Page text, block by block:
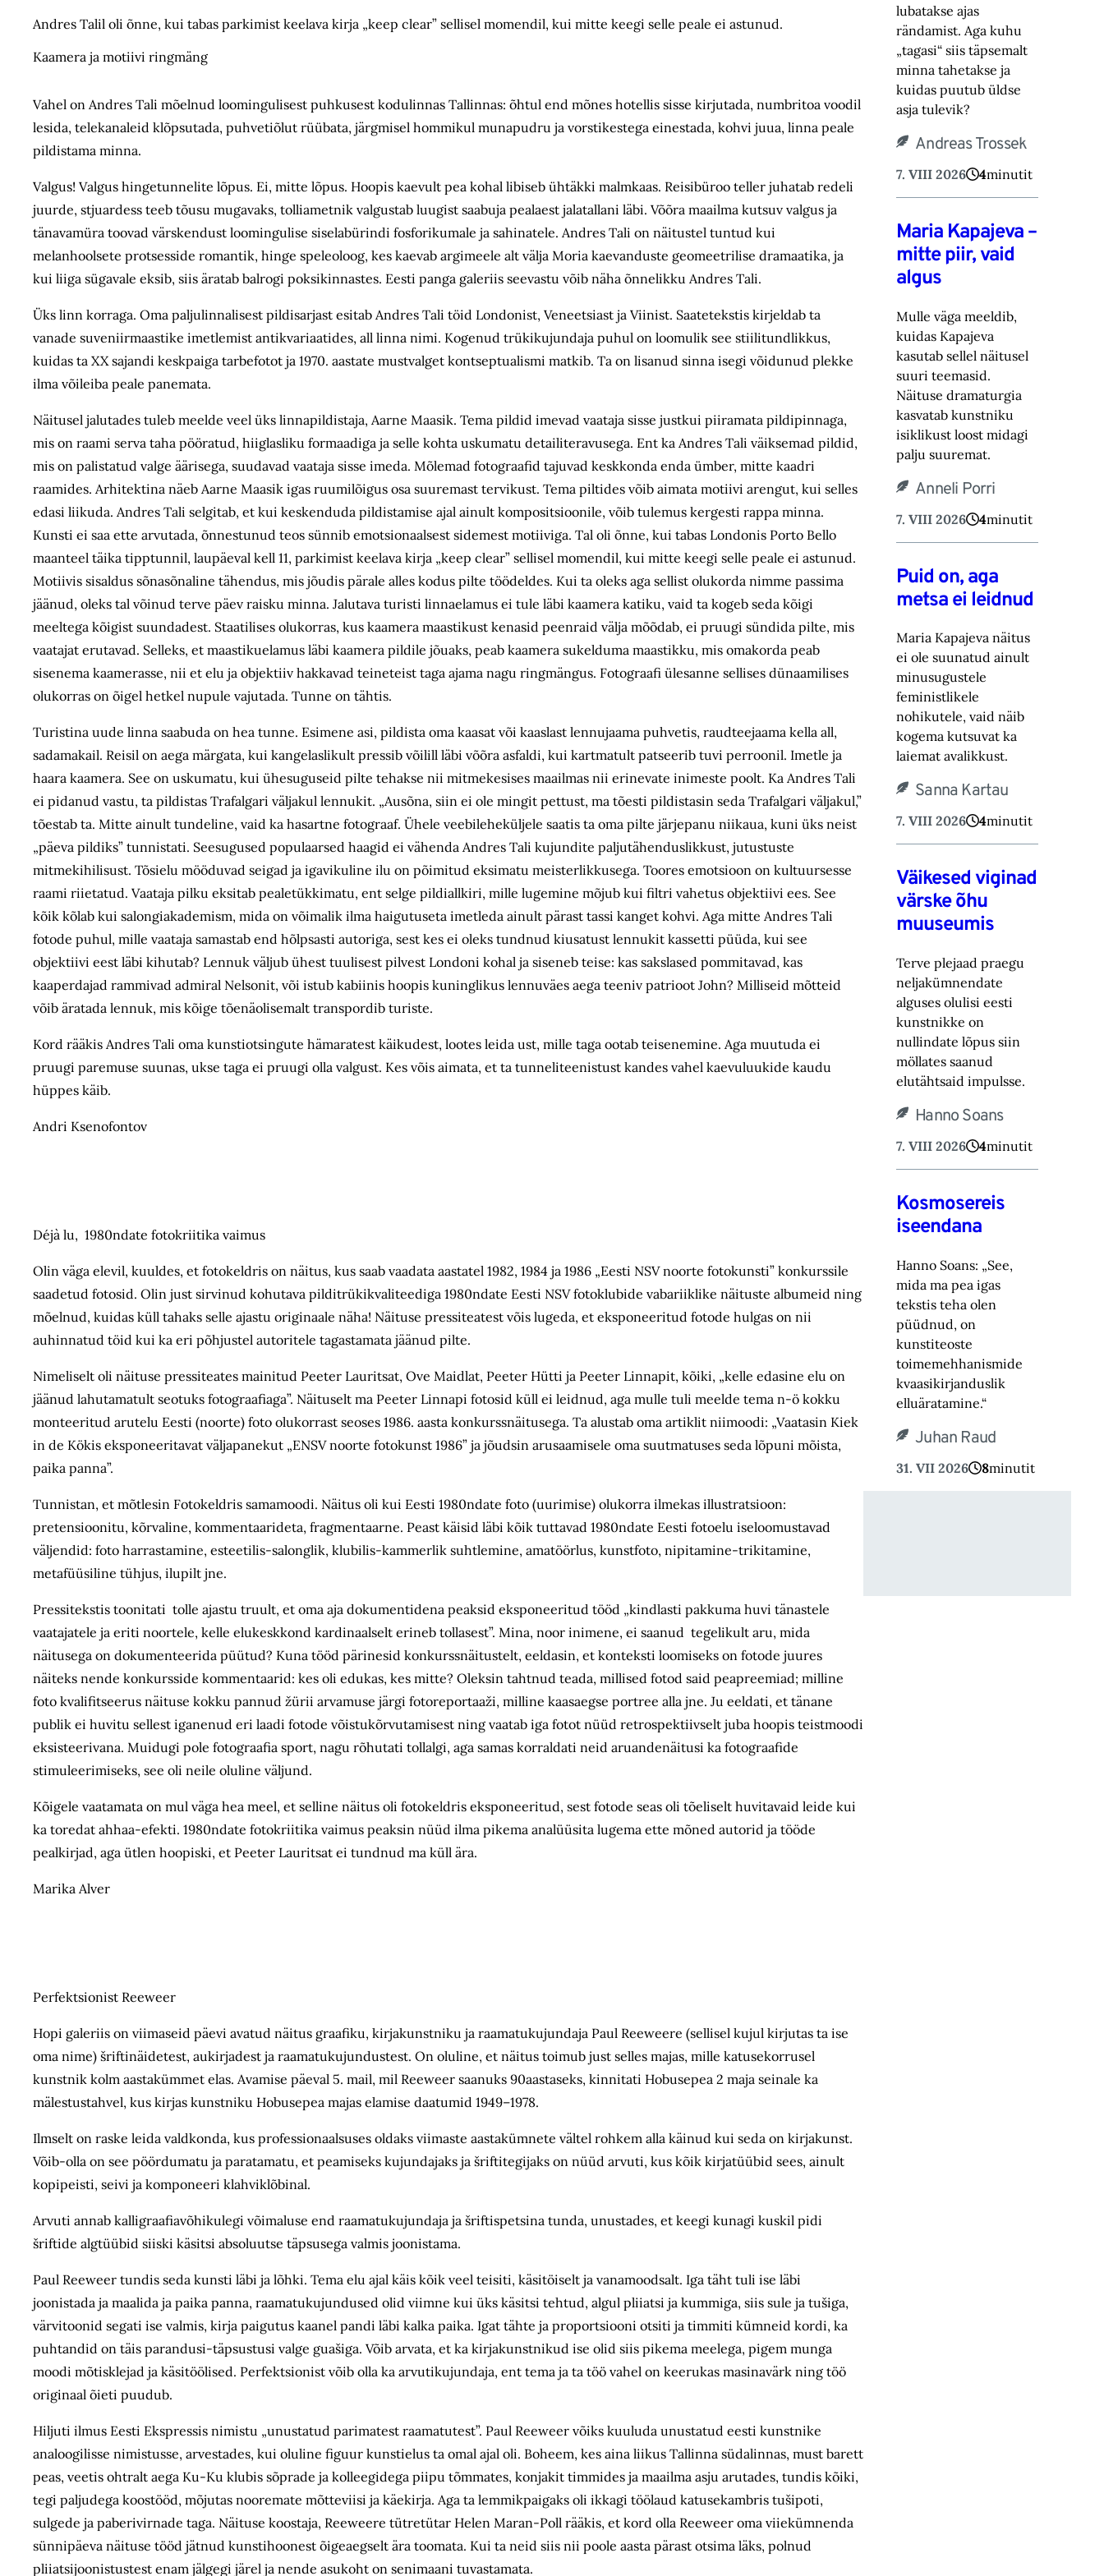
Andres Talil oli õnne, kui tabas parkimist keelava kirja „keep clear” sellisel momendil, kui mitte keegi selle peale ei astunud.
Kaamera ja motiivi ringmäng
Vahel on Andres Tali mõelnud loomingulisest puhkusest kodulinnas Tallinnas: õhtul end mõnes hotellis sisse kirjutada, numbritoa voodil
lesida, telekanaleid klõpsutada, puhvetiõlut rüübata, järgmisel hommikul munapudru ja vorstikestega einestada, kohvi juua, linna peale
pildistama minna.
Valgus! Valgus hingetunnelite lõpus. Ei, mitte lõpus. Hoopis kaevult pea kohal libiseb ühtäkki malmkaas. Reisibüroo teller juhatab redeli
juurde, stjuardess teeb tõusu mugavaks, tolliametnik valgustab luugist saabuja pealaest jalatallani läbi. Võõra maailma kutsuv valgus ja
tänavamüra toovad värskendust loomingulise siselabürindi fosforikumale ja sahinatele. Andres Tali on näitustel tuntud kui
melanhoolsete protsesside romantik, hinge speleoloog, kes kaevab argimeele alt välja Moria kaevanduste geomeetrilise dramaatika, ja
kui liiga sügavale eksib, siis äratab balrogi poksikinnastes. Eesti panga galeriis seevastu võib näha õnnelikku Andres Tali.
Üks linn korraga. Oma paljulinnalisest pildisarjast esitab Andres Tali töid Londonist, Veneetsiast ja Viinist. Saatetekstis kirjeldab ta
vanade suveniirmaastike imetlemist antikvariaatides, all linna nimi. Kogenud trükikujundaja puhul on loomulik see stiilitundlikkus,
kuidas ta XX sajandi keskpaiga tarbefotot ja 1970. aastate mustvalget kontseptualismi matkib. Ta on lisanud sinna isegi võidunud plekke
ilma võileiba peale panemata.
Näitusel jalutades tuleb meelde veel üks linnapildistaja, Aarne Maasik. Tema pildid imevad vaataja sisse justkui piiramata pildipinnaga,
mis on raami serva taha pööratud, hiiglasliku formaadiga ja selle kohta uskumatu detailiteravusega. Ent ka Andres Tali väiksemad pildid,
mis on palistatud valge äärisega, suudavad vaataja sisse imeda. Mõlemad fotograafid tajuvad keskkonda enda ümber, mitte kaadri
raamides. Arhitektina näeb Aarne Maasik igas ruumilõigus osa suuremast tervikust. Tema piltides võib aimata motiivi arengut, kui selles
edasi liikuda. Andres Tali selgitab, et kui keskenduda pildistamise ajal ainult kompositsioonile, võib tulemus kergesti rappa minna.
Kunsti ei saa ette arvutada, õnnestunud teos sünnib emotsionaalsest sidemest motiiviga. Tal oli õnne, kui tabas Londonis Porto Bello
maanteel täika tipptunnil, laupäeval kell 11, parkimist keelava kirja „keep clear” sellisel momendil, kui mitte keegi selle peale ei astunud.
Motiivis sisaldus sõnasõnaline tähendus, mis jõudis pärale alles kodus pilte töödeldes. Kui ta oleks aga sellist olukorda nimme passima
jäänud, oleks tal võinud terve päev raisku minna. Jalutava turisti linnaelamus ei tule läbi kaamera katiku, vaid ta kogeb seda kõigi
meeltega kõigist suundadest. Staatilises olukorras, kus kaamera maastikust kenasid peenraid välja mõõdab, ei pruugi sündida pilte, mis
vaatajat erutavad. Selleks, et maastikuelamus läbi kaamera pildile jõuaks, peab kaamera sukelduma maastikku, mis omakorda peab
sisenema kaamerasse, nii et elu ja objektiiv hakkavad teineteist taga ajama nagu ringmängus. Fotograafi ülesanne sellises dünaamilises
olukorras on õigel hetkel nupule vajutada. Tunne on tähtis.
Turistina uude linna saabuda on hea tunne. Esimene asi, pildista oma kaasat või kaaslast lennujaama puhvetis, raudteejaama kella all,
sadamakail. Reisil on aega märgata, kui kangelaslikult pressib võilill läbi võõra asfaldi, kui kartmatult patseerib tuvi perroonil. Imetle ja
haara kaamera. See on uskumatu, kui ühesuguseid pilte tehakse nii mitmekesises maailmas nii erinevate inimeste poolt. Ka Andres Tali
ei pidanud vastu, ta pildistas Trafalgari väljakul lennukit. „Ausõna, siin ei ole mingit pettust, ma tõesti pildistasin seda Trafalgari väljakul,”
tõestab ta. Mitte ainult tundeline, vaid ka hasartne fotograaf. Ühele veebileheküljele saatis ta oma pilte järjepanu niikaua, kuni üks neist
„päeva pildiks” tunnistati. Seesugused populaarsed haagid ei vähenda Andres Tali kujundite paljutähenduslikkust, jutustuste
mitmekihilisust. Tõsielu mööduvad seigad ja igavikuline ilu on põimitud eksimatu meisterlikkusega. Toores emotsioon on kultuursesse
raami riietatud. Vaataja pilku eksitab pealetükkimatu, ent selge pildiallkiri, mille lugemine mõjub kui filtri vahetus objektiivi ees. See
kõik kõlab kui salongiakademism, mida on võimalik ilma haigutuseta imetleda ainult pärast tassi kanget kohvi. Aga mitte Andres Tali
fotode puhul, mille vaataja samastab end hõlpsasti autoriga, sest kes ei oleks tundnud kiusatust lennukit kassetti püüda, kui see
objektiivi eest läbi kihutab? Lennuk väljub ühest tuulisest pilvest Londoni kohal ja siseneb teise: kas sakslased pommitavad, kas
kaaperdajad rammivad admiral Nelsonit, või istub kabiinis hoopis kuninglikus lennuväes aega teeniv patrioot John? Milliseid mõtteid
võib äratada lennuk, mis kõige tõenäolisemalt transpordib turiste.
Kord rääkis Andres Tali oma kunstiotsingute hämaratest käikudest, lootes leida ust, mille taga ootab teisenemine. Aga muutuda ei
pruugi paremuse suunas, ukse taga ei pruugi olla valgust. Kes võis aimata, et ta tunneliteenistust kandes vahel kaevuluukide kaudu
hüppes käib.
Andri Ksenofontov
Déjà lu, 1980ndate fotokriitika vaimus
Olin väga elevil, kuuldes, et fotokeldris on näitus, kus saab vaadata aastatel 1982, 1984 ja 1986 „Eesti NSV noorte fotokunsti” konkurssile
saadetud fotosid. Olin just sirvinud kohutava pilditrükikvaliteediga 1980ndate Eesti NSV fotoklubide vabariiklike näituste albumeid ning
mõelnud, kuidas küll tahaks selle ajastu originaale näha! Näituse pressiteatest võis lugeda, et eksponeeritud fotode hulgas on nii
auhinnatud töid kui ka eri põhjustel autoritele tagastamata jäänud pilte.
Nimeliselt oli näituse pressiteates mainitud Peeter Lauritsat, Ove Maidlat, Peeter Hütti ja Peeter Linnapit, kõiki, „kelle edasine elu on
jäänud lahutamatult seotuks fotograafiaga”. Näituselt ma Peeter Linnapi fotosid küll ei leidnud, aga mulle tuli meelde tema n-ö kokku
monteeritud arutelu Eesti (noorte) foto olukorrast seoses 1986. aasta konkurssnäitusega. Ta alustab oma artiklit niimoodi: „Vaatasin Kiek
in de Kökis eksponeeritavat väljapanekut „ENSV noorte fotokunst 1986” ja jõudsin arusaamisele oma suutmatuses seda lõpuni mõista,
paika panna”.
Tunnistan, et mõtlesin Fotokeldris samamoodi. Näitus oli kui Eesti 1980ndate foto (uurimise) olukorra ilmekas illustratsioon:
pretensioonitu, kõrvaline, kommentaarideta, fragmentaarne. Peast käisid läbi kõik tuttavad 1980ndate Eesti fotoelu iseloomustavad
väljendid: foto harrastamine, esteetilis-salonglik, klubilis-kammerlik suhtlemine, amatöörlus, kunstfoto, nipitamine-trikitamine,
metafüüsiline tühjus, ilupilt jne.
Pressitekstis toonitati tolle ajastu truult, et oma aja dokumentidena peaksid eksponeeritud tööd „kindlasti pakkuma huvi tänastele
vaatajatele ja eriti noortele, kelle elukeskkond kardinaalselt erineb tollasest”. Mina, noor inimene, ei saanud tegelikult aru, mida
näitusega on dokumenteerida püütud? Kuna tööd pärinesid konkurssnäitustelt, eeldasin, et konteksti loomiseks on fotode juures
näiteks nende konkursside kommentaarid: kes oli edukas, kes mitte? Oleksin tahtnud teada, millised fotod said peapreemiad; milline
foto kvalifitseerus näituse kokku pannud žürii arvamuse järgi fotoreportaaži, milline kaasaegse portree alla jne. Ju eeldati, et tänane
publik ei huvitu sellest iganenud eri laadi fotode võistukõrvutamisest ning vaatab iga fotot nüüd retrospektiivselt juba hoopis teistmoodi
eksisteerivana. Muidugi pole fotograafia sport, nagu rõhutati tollalgi, aga samas korraldati neid aruandenäitusi ka fotograafide
stimuleerimiseks, see oli neile oluline väljund.
Kõigele vaatamata on mul väga hea meel, et selline näitus oli fotokeldris eksponeeritud, sest fotode seas oli tõeliselt huvitavaid leide kui
ka toredat ahhaa-efekti. 1980ndate fotokriitika vaimus peaksin nüüd ilma pikema analüüsita lugema ette mõned autorid ja tööde
pealkirjad, aga ütlen hoopiski, et Peeter Lauritsat ei tundnud ma küll ära.
Marika Alver
Perfektsionist Reeweer
Hopi galeriis on viimaseid päevi avatud näitus graafiku, kirjakunstniku ja raamatukujundaja Paul Reeweere (sellisel kujul kirjutas ta ise
oma nime) šriftinäidetest, aukirjadest ja raama­tukujundustest. On oluline, et näitus toimub just selles majas, mille katusekorrusel
kunstnik kolm aastakümmet elas. Avamise päeval 5. mail, mil Reeweer saanuks 90aastaseks, kinnitati Hobusepea 2 maja seinale ka
mälestustahvel, kus kirjas kunstniku Hobusepea majas elamise daatumid 1949–1978.
Ilmselt on raske leida valdkonda, kus professionaalsuses oldaks viimaste aastakümnete vältel rohkem alla käinud kui seda on kirjakunst.
Võib-olla on see pöördumatu ja paratamatu, et peamiseks kujundajaks ja šriftitegijaks on nüüd arvuti, kus kõik kirjatüübid sees, ainult
kopipeisti, seivi ja komponeeri klahviklõbinal.
Arvuti annab kalligraafiavõhikulegi võimaluse end raamatukujundaja ja šriftispetsina tunda, unustades, et keegi kunagi kuskil pidi
šriftide algtüübid siiski käsitsi absoluutse täpsusega valmis joonistama.
Paul Reeweer tundis seda kunsti läbi ja lõhki. Tema elu ajal käis kõik veel teisiti, käsitöiselt ja vanamoodsalt. Iga täht tuli ise läbi
joonistada ja maalida ja paika panna, raamatukujundused olid viimne kui üks käsitsi tehtud, algul pliiatsi ja kummiga, siis sule ja tušiga,
värvitoonid segati ise valmis, kirja paigutus kaanel pandi läbi kalka paika. Igat tähte ja proportsiooni otsiti ja timmiti kümneid kordi, ka
puhtandid on täis parandusi-täpsustusi valge guašiga. Võib arvata, et ka kirjakunstnikud ise olid siis pikema meelega, pigem munga
moodi mõtisklejad ja käsitöölised. Perfektsionist võib olla ka arvutikujundaja, ent tema ja ta töö vahel on keerukas masinavärk ning töö
originaal õieti puudub.
Hiljuti ilmus Eesti Ekspressis nimistu „unustatud parimatest raamatutest”. Paul Reeweer võiks kuuluda unustatud eesti kunstnike
analoogilisse nimistusse, arvestades, kui oluline figuur kunstielus ta omal ajal oli. Boheem, kes aina liikus Tallinna südalinnas, must barett
peas, veetis ohtralt aega Ku-Ku klubis sõprade ja kolleegidega piipu tõmmates, konjakit timmides ja maailma asju arutades, tundis kõiki,
tegi paljudega koostööd, mõjutas nooremate mõtteviisi ja käekirja. Aga ta lemmikpaigaks oli ikkagi töölaud katusekambris tušipoti,
sulgede ja paberivirnade taga. Näituse koostaja, Reeweere tütretütar Helen Maran-Poll rääkis, et kord olla Reeweer oma viiekümnenda
sünnipäeva näituse tööd jätnud kunstihoonest õigeaegselt ära toomata. Kui ta neid siis nii poole aasta pärast otsima läks, polnud
pliiatsijoonistustest enam jälgegi järel ja nende asukoht on senimaani tuvastamata.
lubatakse ajas
rändamist. Aga kuhu
„tagasi“ siis täpsemalt
minna tahetakse ‎ja
kuidas puutub üldse
asja tulevik?‎
Andreas Trossek
7. VIII 2026 4minutit
Maria Kapajeva –
mitte piir, vaid
algus
Mulle väga meeldib,
kuidas Kapajeva
kasutab sellel näitusel
suuri teemasid.
Näituse drama‎turgia
kasvatab kunstniku
isiklikust loost midagi
palju suuremat.‎
Anneli Porri
7. VIII 2026 4minutit
Puid on, aga
metsa ei leidnud
Maria Kapajeva näitus
ei ole suunatud ainult
minusugustele
feministlikele
nohikutele, vaid ‎näib
kogema kutsuvat ka
laiemat avalikkust.‎
Sanna Kartau
7. VIII 2026 4minutit
Väikesed viginad
värske õhu
muuseumis
Terve plejaad praegu
neljakümnendate
alguses olulisi eesti
kunstnikke on
nullindate lõpus ‎siin
möllates saanud
elutähtsaid impulsse.‎
Hanno Soans
7. VIII 2026 4minutit
Kosmosereis
iseendana
Hanno Soans: „See,
mida ma pea igas
tekstis teha olen
püüdnud, on
kunstiteoste
toimemehhanismide
kvaasikirjanduslik
elluäratamine.“
Juhan Raud
31. VII 2026 8minutit